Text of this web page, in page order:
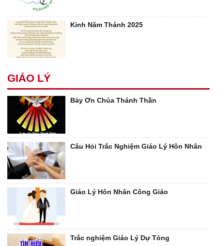
Kinh Năm Thánh 2025
GIÁO LÝ
Bảy Ơn Chúa Thánh Thần
Câu Hỏi Trắc Nghiệm Giáo Lý Hôn Nhân
Giáo Lý Hôn Nhân Công Giáo
Trắc nghiệm Giáo Lý Dự Tòng